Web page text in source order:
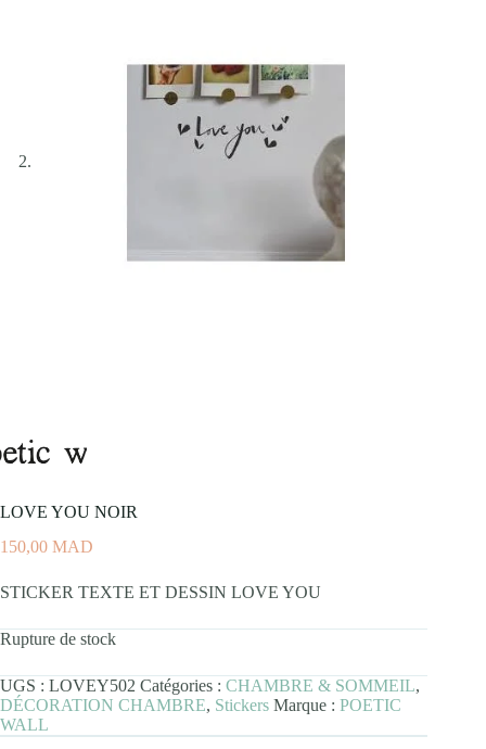
LOVE YOU NOIR
150,00 MAD
STICKER TEXTE ET DESSIN LOVE YOU
Rupture de stock
UGS : LOVEY502 Catégories : CHAMBRE & SOMMEIL,
DÉCORATION CHAMBRE, Stickers Marque : POETIC
WALL